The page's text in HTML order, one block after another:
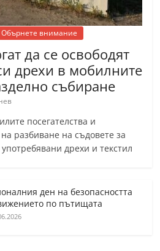
Обърнете внимание
да се освободят
дрехи в мобилните
събиране
посегателства и
разбиване на съдовете за
дрехи и текстил
ден на безопасността
по пътищата